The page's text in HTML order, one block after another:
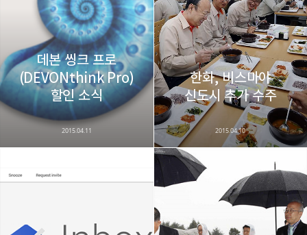
구독하기
카카오스토리 밴드 네이버 블로그
데본 씽크 프로
(DEVONthink Pro)
할인 소식
2015.04.11
한화, 비스마야
신도시 추가 수주
2015.04.10